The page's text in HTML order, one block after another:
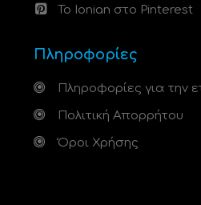
Το Ionian στο Pinterest
Πληροφορίες
Πληροφορίες για την
Πολιτική Απορρήτου
Όροι Χρήσης